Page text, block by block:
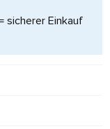
sicherer Einkauf